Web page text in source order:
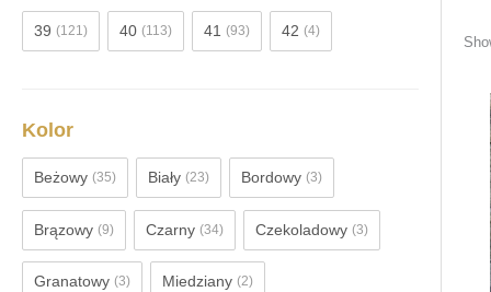
39 (121) 40 (113) 41 (93) 42 (4)
Kolor
Beżowy (35) Biały (23) Bordowy (3)
Brązowy (9) Czarny (34) Czekoladowy (3)
Granatowy (3) Miedziany (2)